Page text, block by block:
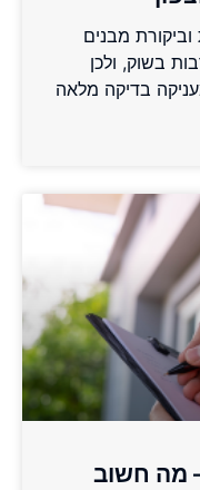
מבנים
ולכן
בדיקה מלאה
חשוב